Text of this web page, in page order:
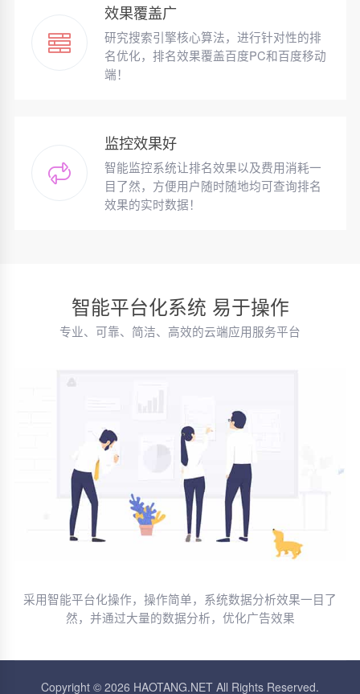
效果覆盖广
研究搜索引擎核心算法，进行针对性的排
名优化，排名效果覆盖百度PC和百度移动
端！
监控效果好
智能监控系统让排名效果以及费用消耗一
目了然，方便用户随时随地均可查询排名
效果的实时数据！
智能平台化系统 易于操作
专业、可靠、简洁、高效的云端应用服务平台
采用智能平台化操作，操作简单，系统数据分析效果一目了
然，并通过大量的数据分析，优化广告效果
Copyright © 2026 HAOTANG.NET All Rights Reserved.